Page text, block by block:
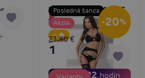
Posledná šanca
Akcia
5
-20%
01 dní 22 hodín
Passion NADYA SET
čierny
Dočasne vypredané
23,80 €
19,04 €